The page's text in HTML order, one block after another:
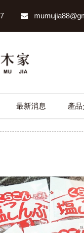
最新消息 產品